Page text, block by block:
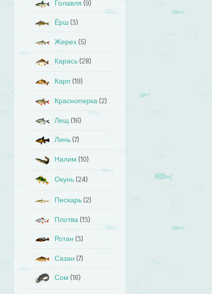
Голавля (9)
Ёрш (3)
Жерех (5)
Карась (28)
Карп (19)
Красноперка (2)
Лещ (16)
Линь (7)
Налим (10)
Окунь (24)
Пескарь (2)
Плотва (13)
Ротан (3)
Сазан (7)
Сом (16)